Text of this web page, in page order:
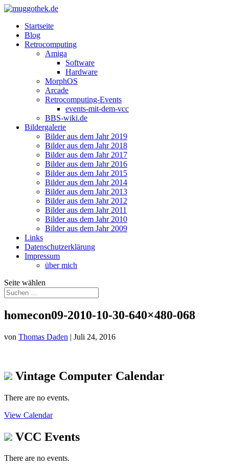
Startseite
Blog
Retrocomputing
Amiga
Software
Hardware
MorphOS
Arcade
Retrocomputing-Events
events-mit-dem-vcc
BBS-wiki.de
Bildergalerie
Bilder aus dem Jahr 2019
Bilder aus dem Jahr 2018
Bilder aus dem Jahr 2017
Bilder aus dem Jahr 2016
Bilder aus dem Jahr 2015
Bilder aus dem Jahr 2014
Bilder aus dem Jahr 2013
Bilder aus dem Jahr 2012
Bilder aus dem Jahr 2011
Bilder aus dem Jahr 2010
Bilder aus dem Jahr 2009
Links
Datenschutzerklärung
Impressum
über mich
Seite wählen
homecon09-2010-10-30-640×480-068
von Thomas Daden | Juli 24, 2016
Vintage Computer Calendar
There are no events.
View Calendar
VCC Events
There are no events.